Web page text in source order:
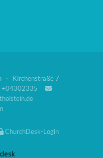
· Kirchenstraße 7
+04302335 
ChurchDesk-Login